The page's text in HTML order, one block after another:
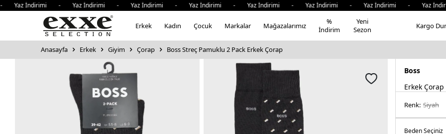
İndirimi - Yaz İndirimi - Yaz İndirimi - Yaz İndirimi - Yaz İndirimi - Yaz İndirimi - Yaz İndirimi - Yaz
Erkek Kadın Çocuk Markalar Mağazalarımız
%
İndirim
Yeni
Sezon
Kargo
Anasayfa Erkek Giyim Çorap Boss Streç Pamuklu 2 Pack Erkek Çorap
Boss
Erkek Çorap
Renk: si̇yah